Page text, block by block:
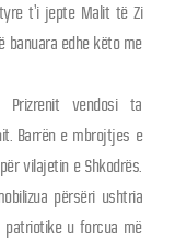
t’i jepte Malit të Zi
banuara edhe këto me
vendosi ta
Barrën e mbrojtjes e
vilajetin e Shkodrës.
përsëri ushtria
u forcua më